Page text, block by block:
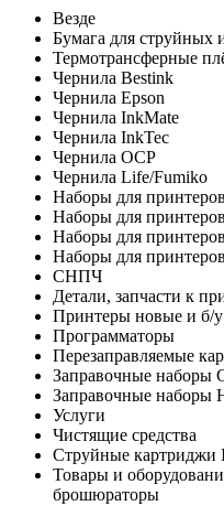
Везде
Бумага для струйных
Термотрансферные
Чернила Bestink
Чернила Epson
Чернила InkMate
Чернила InkTec
Чернила OCP
Чернила Life/Fumiko
Наборы для
Наборы для
Наборы для
Наборы для
СНПЧ
Детали, запчасти к
Принтеры новые и б/у
Программаторы
Перезаправляемые
Заправочные наборы
Заправочные наборы
Услуги
Чистящие средства
Струйные картриджи
Товары и
брошюраторы